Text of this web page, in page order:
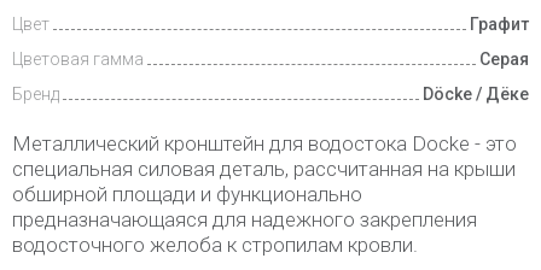
Цвет
Графит
Цветовая гамма
Серая
Бренд
Döcke / Дёке
Металлический кронштейн для водостока Dосke - это
специальная силовая деталь, рассчитанная на крыши
обширной площади и функционально
предназначающаяся для надежного закрепления
водосточного желоба к стропилам кровли.